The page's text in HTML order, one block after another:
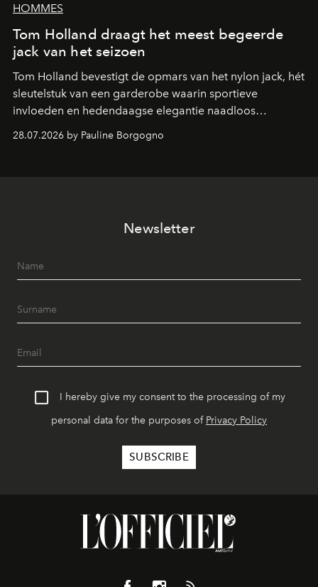
HOMMES
Tom Holland draagt het meest begeerde
jack van het seizoen
Tom Holland bevestigt de opmars van het nylon jack, hét
sleutelstuk van een garderobe waarin sportieve
invloeden en hedendaagse elegantie naadloos
28.07.2026 by Pauline Borgogno
Newsletter
I hereby give my consent to the processing of my
personal data for the purposes of Privacy Policy